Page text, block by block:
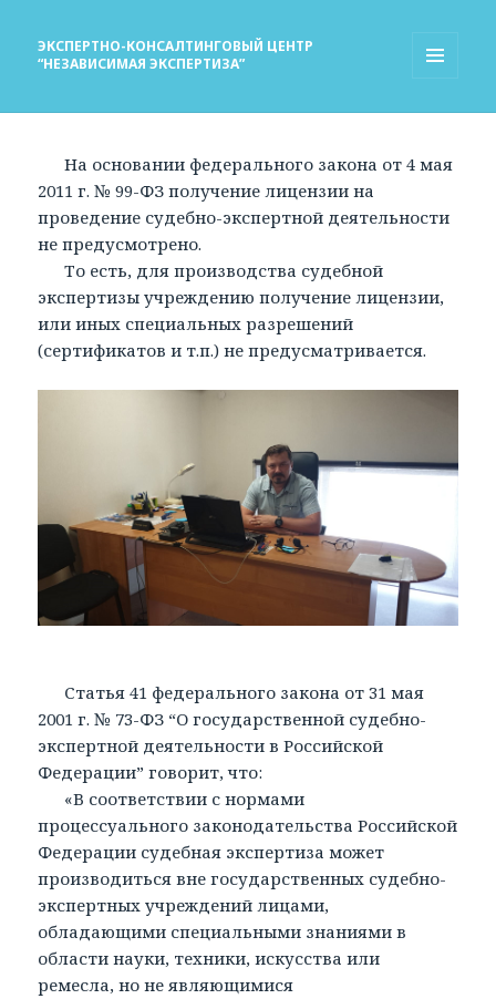
ЭКСПЕРТНО-КОНСАЛТИНГОВЫЙ ЦЕНТР
“НЕЗАВИСИМАЯ ЭКСПЕРТИЗА”
На основании федерального закона от 4 мая
2011 г. № 99-ФЗ получение лицензии на
проведение судебно-экспертной деятельности
не предусмотрено.
То есть, для производства судебной
экспертизы учреждению получение лицензии,
или иных специальных разрешений
(сертификатов и т.п.) не предусматривается.
Статья 41 федерального закона от 31 мая
2001 г. № 73-ФЗ “О государственной судебно-
экспертной деятельности в Российской
Федерации” говорит, что:
«В соответствии с нормами
процессуального законодательства Российской
Федерации судебная экспертиза может
производиться вне государственных судебно-
экспертных учреждений лицами,
обладающими специальными знаниями в
области науки, техники, искусства или
ремесла, но не являющимися